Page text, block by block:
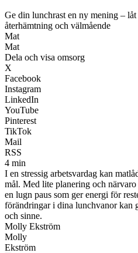
Ge din lunchrast en ny mening –
återhämtning och välmående
Mat
Mat
Dela och visa omsorg
X
Facebook
Instagram
LinkedIn
YouTube
Pinterest
TikTok
Mail
RSS
4 min
I en stressig arbetsvardag kan
mål. Med lite planering och
en lugn paus som ger energi för
förändringar i dina lunchvanor kan
och sinne.
Molly Ekström
Molly
Ekström